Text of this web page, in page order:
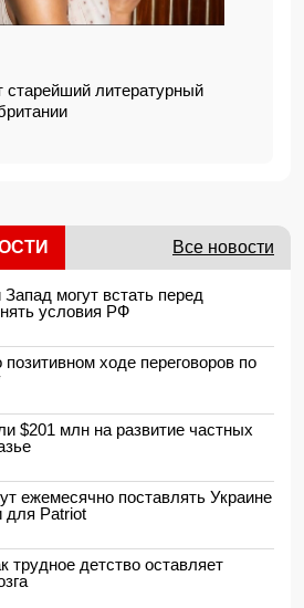
старейший литературный
Все новости
могут встать перед
условия РФ
ходе переговоров по
$201 млн на развитие частных
ежемесячно поставлять Украине
для Patriot
трудное детство оставляет